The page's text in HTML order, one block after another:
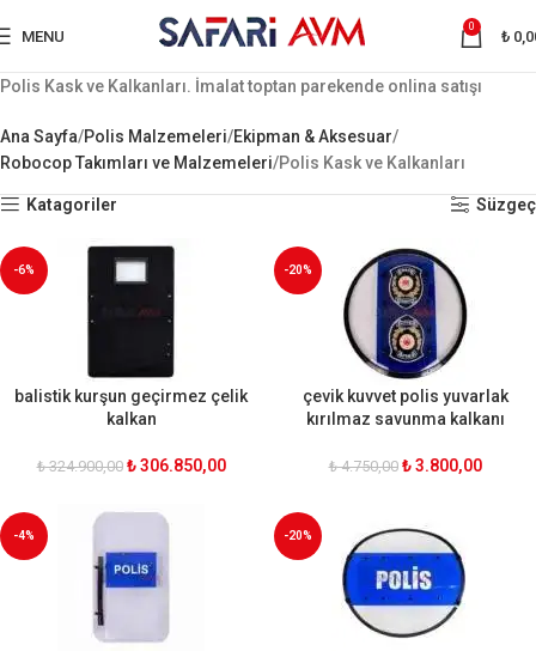
MENU
0
₺
Polis Kask ve Kalkanları. İmalat toptan parekende onlina satışı
Ana Sayfa Polis Malzemeleri Ekipman & Aksesuar
Robocop Takımları ve Malzemeleri Polis Kask ve Kalkanları
Katagoriler Süzgeç
-6%
balistik kurşun geçirmez çelik
kalkan
₺324.900,00 ₺306.850,00
-20%
çevik kuvvet polis yuvarlak
kırılmaz savunma kalkanı
₺4.750,00 ₺3.800,00
-4% -20%